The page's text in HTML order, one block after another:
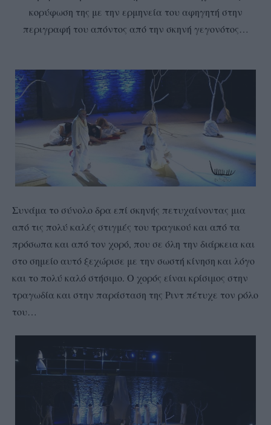
κορύφωση της με την ερμηνεία του αφηγητή στην
περιγραφή του απόντος από την σκηνή γεγονότος…
Συνάμα το σύνολο δρα επί σκηνής πετυχαίνοντας μια
από τις πολύ καλές στιγμές του τραγικού και από τα
πρόσωπα και από τον χορό, που σε όλη την διάρκεια και
στο σημείο αυτό ξεχώρισε με την σωστή κίνηση και λόγο
και το πολύ καλό στήσιμο. Ο χορός είναι κρίσιμος στην
τραγωδία και στην παράσταση της Ριντ πέτυχε τον ρόλο
του…